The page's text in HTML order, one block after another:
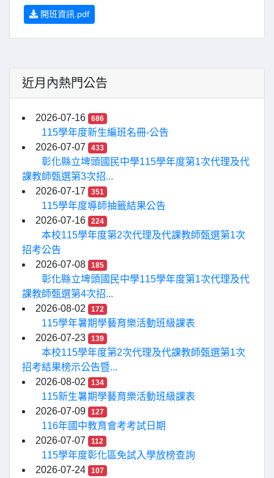
開班資訊.pdf
近月內熱門公告
2026-07-16 686
115學年度新生編班名冊-公告
2026-07-07
433
彰化縣立埤頭國民中學115學年度第1次代理及代
課教師甄選第3次招...
2026-07-17
351
115學年度導師抽籤結果公告
2026-07-16
224
本校115學年度第2次代理及代課教師甄選第1次
招考公告
2026-07-08
185
彰化縣立埤頭國民中學115學年度第1次代理及代
課教師甄選第4次招...
2026-08-02
172
115學年暑期學藝育樂活動班級課表
2026-07-23
139
本校115學年度第2次代理及代課教師甄選第1次
招考結果榜示公告暨...
2026-08-02
134
115新生暑期學藝育樂活動班級課表
2026-07-09
127
116年國中教育會考考試日期
2026-07-07
112
115學年度彰化區免試入學放榜查詢
2026-07-24
107